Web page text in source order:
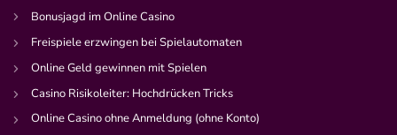
Bonusjagd im Online Casino
Freispiele erzwingen bei Spielautomaten
Online Geld gewinnen mit Spielen
Casino Risikoleiter: Hochdrücken Tricks
Online Casino ohne Anmeldung (ohne Konto)